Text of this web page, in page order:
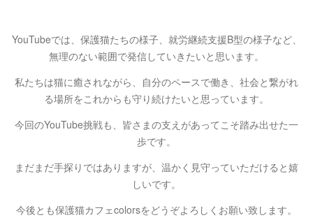
YouTubeでは、保護猫たちの様子、就労継続支援B型の様子など、
無理のない範囲で発信していきたいと思います。
私たちは猫に癒されながら、自分のペースで働き、社会と繋がれ
る場所をこれからも守り続けたいと思っています。
今回のYouTube挑戦も、皆さまの支えがあってこそ踏み出せた一
歩です。
まだまだ手探りではありますが、温かく見守っていただけると嬉
しいです。
今後とも保護猫カフェcolorsをどうぞよろしくお願い致します。